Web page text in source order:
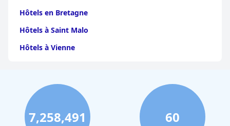
Hôtels en Bretagne
Hôtels à Saint Malo
Hôtels à Vienne
Hôtels à Perpignan
Hôtels au Grand-Bornand
Hôtels à Strasbourg
7,258,491 60